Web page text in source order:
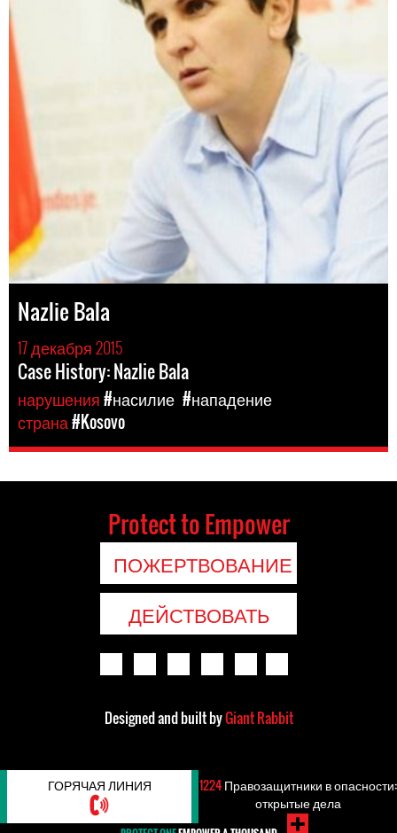
Nazlie Bala
17 декабря 2015
Case History: Nazlie Bala
нарушения#насилие #нападение
страна#Kosovo
Protect to Empower
ПОЖЕРТВОВАНИЕ
ДЕЙСТВОВАТЬ
Designed and built byGiant Rabbit
ГОРЯЧАЯ ЛИНИЯ 1224Правозащитники в опасности:
открытые дела